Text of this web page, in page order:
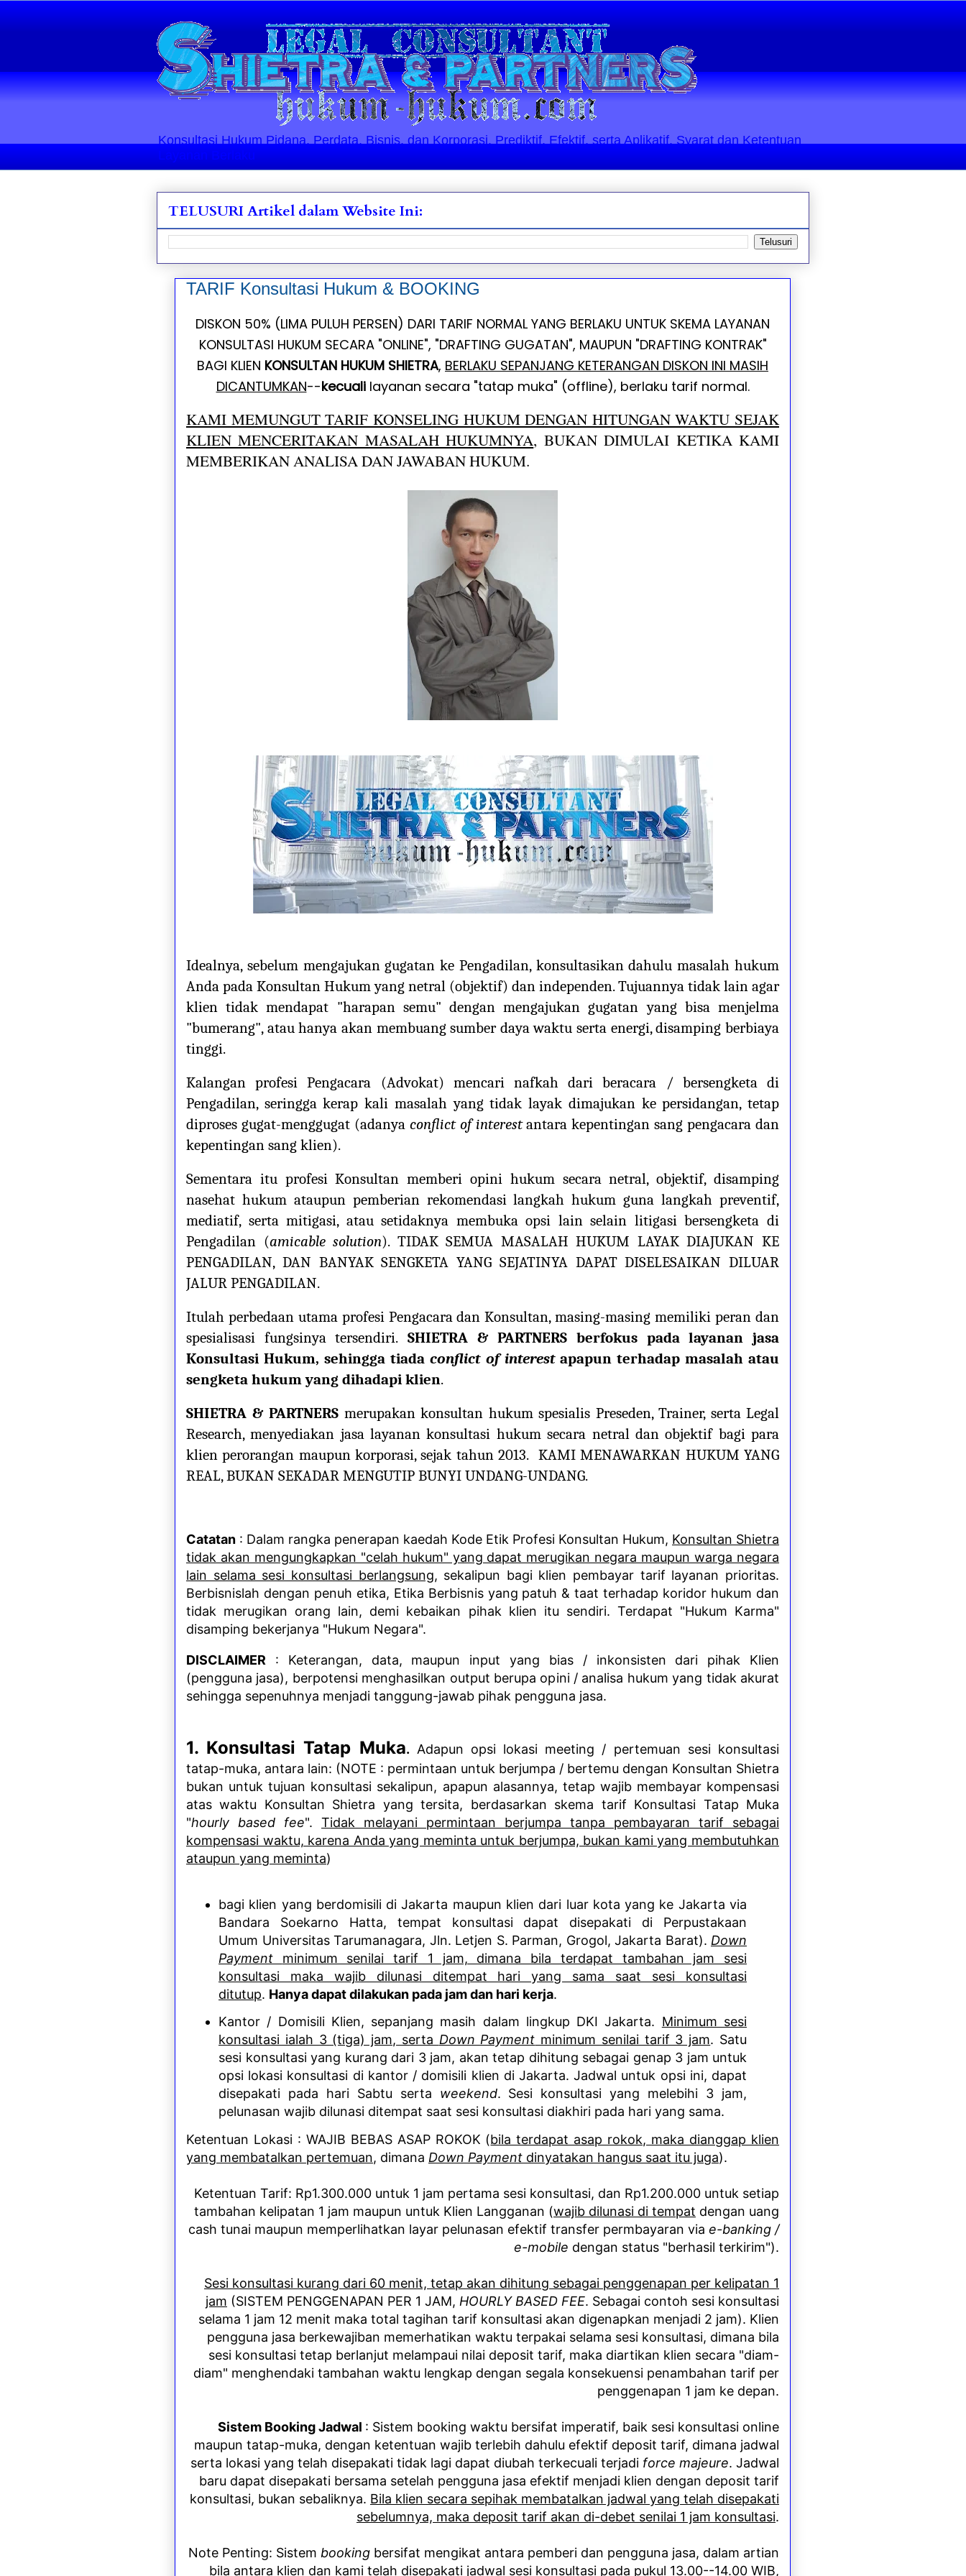
Konsultasi Hukum Pidana, Perdata, Bisnis, dan Korporasi. Prediktif, Efektif, serta Aplikatif. Syarat dan Ketentuan
Layanan Berlaku
TELUSURI Artikel dalam Website Ini:
TARIF Konsultasi Hukum & BOOKING
DISKON 50% (LIMA PULUH PERSEN) DARI TARIF NORMAL YANG BERLAKU UNTUK SKEMA LAYANAN
KONSULTASI HUKUM SECARA "ONLINE", "DRAFTING GUGATAN", MAUPUN "DRAFTING KONTRAK"
BAGI KLIEN KONSULTAN HUKUM SHIETRA, BERLAKU SEPANJANG KETERANGAN DISKON INI MASIH
DICANTUMKAN--kecualilayanan secara "tatap muka" (offline), berlaku tarif normal.
KAMI MEMUNGUT TARIF KONSELING HUKUM DENGAN HITUNGAN WAKTU SEJAK
KLIEN MENCERITAKAN MASALAH HUKUMNYA, BUKAN DIMULAI KETIKA KAMI
MEMBERIKAN ANALISA DAN JAWABAN HUKUM.
Idealnya, sebelum mengajukan gugatan ke Pengadilan, konsultasikan dahulu masalah hukum
Anda pada Konsultan Hukum yang netral (objektif) dan independen. Tujuannya tidak lain agar
klien tidak mendapat "harapan semu" dengan mengajukan gugatan yang bisa menjelma
"bumerang", atau hanya akan membuang sumber daya waktu serta energi, disamping berbiaya
tinggi.
Kalangan profesi Pengacara (Advokat) mencari nafkah dari beracara / bersengketa di
Pengadilan, seringga kerap kali masalah yang tidak layak dimajukan ke persidangan, tetap
diproses gugat-menggugat (adanya conflict of interestantara kepentingan sang pengacara dan
kepentingan sang klien).
Sementara itu profesi Konsultan memberi opini hukum secara netral, objektif, disamping
nasehat hukum ataupun pemberian rekomendasi langkah hukum guna langkah preventif,
mediatif, serta mitigasi, atau setidaknya membuka opsi lain selain litigasi bersengketa di
Pengadilan (amicable solution). TIDAK SEMUA MASALAH HUKUM LAYAK DIAJUKAN KE
PENGADILAN, DAN BANYAK SENGKETA YANG SEJATINYA DAPAT DISELESAIKAN DILUAR
JALUR PENGADILAN.
Itulah perbedaan utama profesi Pengacara dan Konsultan, masing-masing memiliki peran dan
spesialisasi fungsinya tersendiri. SHIETRA & PARTNERS berfokus pada layanan jasa
Konsultasi Hukum, sehingga tiadaconflict of interestapapun terhadap masalah atau
sengketa hukum yang dihadapi klien.
SHIETRA & PARTNERS merupakan konsultan hukum spesialis Preseden, Trainer, serta Legal
Research, menyediakan jasa layanan konsultasi hukum secara netral dan objektif bagi para
klien perorangan maupun korporasi, sejak tahun 2013. KAMI MENAWARKAN HUKUM YANG
REAL, BUKAN SEKADAR MENGUTIP BUNYI UNDANG-UNDANG.
Catatan : Dalam rangka penerapan kaedah Kode Etik Profesi Konsultan Hukum, Konsultan Shietra
tidak akan mengungkapkan "celah hukum" yang dapat merugikan negara maupun warga negara
lain selama sesi konsultasi berlangsung, sekalipun bagi klien pembayar tarif layanan prioritas.
Berbisnislah dengan penuh etika, Etika Berbisnis yang patuh & taat terhadap koridor hukum dan
tidak merugikan orang lain, demi kebaikan pihak klien itu sendiri. Terdapat "Hukum Karma"
disamping bekerjanya "Hukum Negara".
DISCLAIMER : Keterangan, data, maupun input yang bias / inkonsisten dari pihak Klien
(pengguna jasa), berpotensi menghasilkan output berupa opini / analisa hukum yang tidak akurat
sehingga sepenuhnya menjadi tanggung-jawab pihak pengguna jasa.
1. Konsultasi Tatap Muka. Adapun opsi lokasi meeting / pertemuan sesi konsultasi
tatap-muka, antara lain: (NOTE : permintaan untuk berjumpa / bertemu dengan Konsultan Shietra
bukan untuk tujuan konsultasi sekalipun, apapun alasannya, tetap wajib membayar kompensasi
atas waktu Konsultan Shietra yang tersita, berdasarkan skema tarif Konsultasi Tatap Muka
"hourly based fee". Tidak melayani permintaan berjumpa tanpa pembayaran tarif sebagai
kompensasi waktu, karena Anda yang meminta untuk berjumpa, bukan kami yang membutuhkan
ataupun yang meminta)
bagi klien yang berdomisili di Jakarta maupun klien dari luar kota yang ke Jakarta via
Bandara Soekarno Hatta, tempat konsultasi dapat disepakati di Perpustakaan
Umum Universitas Tarumanagara, Jln. Letjen S. Parman, Grogol, Jakarta Barat). Down
Payment minimum senilai tarif 1 jam, dimana bila terdapat tambahan jam sesi
konsultasi maka wajib dilunasi ditempat hari yang sama saat sesi konsultasi
ditutup. Hanya dapat dilakukan pada jam dan hari kerja.
Kantor / Domisili Klien, sepanjang masih dalam lingkup DKI Jakarta. Minimum sesi
konsultasi ialah 3 (tiga) jam, serta Down Payment minimum senilai tarif 3 jam. Satu
sesi konsultasi yang kurang dari 3 jam, akan tetap dihitung sebagai genap 3 jam untuk
opsi lokasi konsultasi di kantor / domisili klien di Jakarta. Jadwal untuk opsi ini, dapat
disepakati pada hari Sabtu serta weekend. Sesi konsultasi yang melebihi 3 jam,
pelunasan wajib dilunasi ditempat saat sesi konsultasi diakhiri pada hari yang sama.
Ketentuan Lokasi : WAJIB BEBAS ASAP ROKOK (bila terdapat asap rokok, maka dianggap klien
yang membatalkan pertemuan, dimana Down Payment dinyatakan hangus saat itu juga).
Ketentuan Tarif: Rp1.300.000 untuk 1 jam pertama sesi konsultasi, dan Rp1.200.000 untuk setiap
tambahan kelipatan 1 jam maupun untuk Klien Langganan (wajib dilunasi di tempat dengan uang
cash tunai maupun memperlihatkan layar pelunasan efektif transfer permbayaran via e-banking /
e-mobile dengan status "berhasil terkirim").
Sesi konsultasi kurang dari 60 menit, tetap akan dihitung sebagai penggenapan per kelipatan 1
jam (SISTEM PENGGENAPAN PER 1 JAM, HOURLY BASED FEE. Sebagai contoh sesi konsultasi
selama 1 jam 12 menit maka total tagihan tarif konsultasi akan digenapkan menjadi 2 jam). Klien
pengguna jasa berkewajiban memerhatikan waktu terpakai selama sesi konsultasi, dimana bila
sesi konsultasi tetap berlanjut melampaui nilai deposit tarif, maka diartikan klien secara "diam-
diam" menghendaki tambahan waktu lengkap dengan segala konsekuensi penambahan tarif per
penggenapan 1 jam ke depan.
Sistem Booking Jadwal : Sistem booking waktu bersifat imperatif, baik sesi konsultasi online
maupun tatap-muka, dengan ketentuan wajib terlebih dahulu efektif deposit tarif, dimana jadwal
serta lokasi yang telah disepakati tidak lagi dapat diubah terkecuali terjadi force majeure. Jadwal
baru dapat disepakati bersama setelah pengguna jasa efektif menjadi klien dengan deposit tarif
konsultasi, bukan sebaliknya. Bila klien secara sepihak membatalkan jadwal yang telah disepakati
sebelumnya, maka deposit tarif akan di-debet senilai 1 jam konsultasi.
Note Penting: Sistem booking bersifat mengikat antara pemberi dan pengguna jasa, dalam artian
bila antara klien dan kami telah disepakati jadwal sesi konsultasi pada pukul 13.00--14.00 WIB,